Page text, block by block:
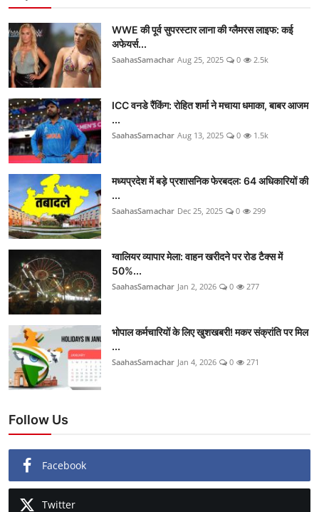
WWE की पूर्व सुपरस्टार लाना की ग्लैमरस लाइफ: कई
अफेयर्स...
SaahasSamachar Aug 25, 2025 0 2.5k
ICC वनडे रैंकिंग: रोहित शर्मा ने मचाया धमाका, बाबर आजम
...
SaahasSamachar Aug 13, 2025 0 1.5k
मध्यप्रदेश में बड़े प्रशासनिक फेरबदल: 64 अधिकारियों की
...
SaahasSamachar Dec 25, 2025 0 299
ग्वालियर व्यापार मेला: वाहन खरीदने पर रोड टैक्स में
50%...
SaahasSamachar Jan 2, 2026 0 277
भोपाल कर्मचारियों के लिए खुशखबरी! मकर संक्रांति पर मिल
...
SaahasSamachar Jan 4, 2026 0 271
Follow Us
Facebook
Twitter